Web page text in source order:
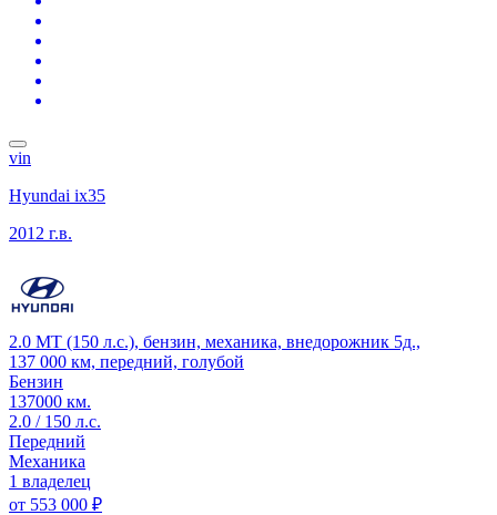
vin
Hyundai ix35
2012 г.в.
2.0 MT (150 л.с.), бензин, механика, внедорожник 5д.,
137 000 км, передний, голубой
Бензин
137000 км.
2.0 / 150 л.с.
Передний
Механика
1 владелец
от 553 000 ₽